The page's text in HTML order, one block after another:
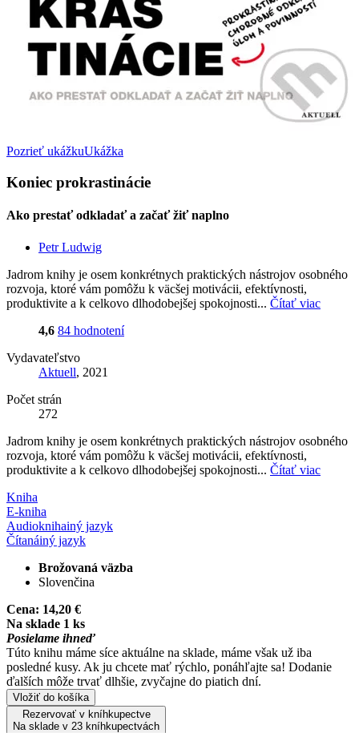
Pozrieť ukážkuUkážka
Koniec prokrastinácie
Ako prestať odkladať a začať žiť naplno
Petr Ludwig
Jadrom knihy je osem konkrétnych praktických nástrojov osobného
rozvoja, ktoré vám pomôžu k väcšej motivácii, efektívnosti,
produktivite a k celkovo dlhodobejšej spokojnosti... Čítať viac
4,6 84 hodnotení
Vydavateľstvo
Aktuell, 2021
Počet strán
272
Jadrom knihy je osem konkrétnych praktických nástrojov osobného
rozvoja, ktoré vám pomôžu k väcšej motivácii, efektívnosti,
produktivite a k celkovo dlhodobejšej spokojnosti... Čítať viac
Kniha
E-kniha
Audioknihainý jazyk
Čítanáiný jazyk
Brožovaná väzba
Slovenčina
Cena: 14,20 €
Na sklade 1 ks
Posielame ihneď
Túto knihu máme síce aktuálne na sklade, máme však už iba
posledné kusy. Ak ju chcete mať rýchlo, ponáhľajte sa! Dodanie
ďalších môže trvať dlhšie, zvyčajne do piatich dní.
Vložiť do košíka
Rezervovať v kníhkupectve
Na sklade v 23 kníhkupectvách